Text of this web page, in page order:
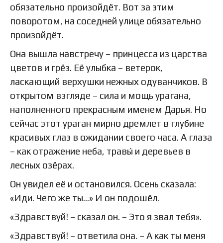
обязательно произойдёт. Вот за этим
поворотом, на соседней улице обязательно
произойдёт.
Она вышла навстречу – принцесса из царства
цветов и грёз. Её улыбка – ветерок,
ласкающий верхушки нежных одуванчиков. В
открытом взгляде – сила и мощь урагана,
наполненного прекрасным именем Дарья. Но
сейчас этот ураган мирно дремлет в глубине
красивых глаз в ожидании своего часа. А глаза
– как отражение неба, травы́ и деревьев в
лесных озёрах.
Он увидел её и остановился. Осень сказала:
«Иди. Чего же ты…» И он подошёл.
«Здравствуй! – сказал он. – Это я звал тебя».
«Здравствуй! – ответила она. – А как ты меня